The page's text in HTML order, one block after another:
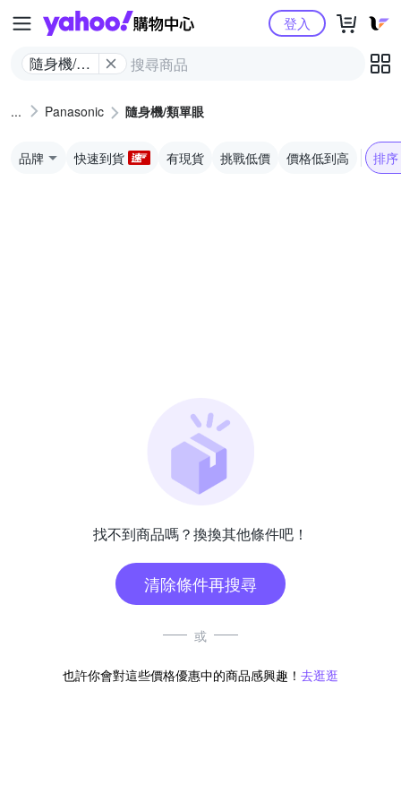
Yahoo購物中心
隨身機/類
登入
Panasonic 隨身機/類單眼
品牌 快速到貨 有現貨 挑戰低價 價格低到高 排序
找不到商品嗎？換換其他條件吧！
清除條件再搜尋
或
也許你會對這些價格優惠中的商品感興趣！ 去逛逛